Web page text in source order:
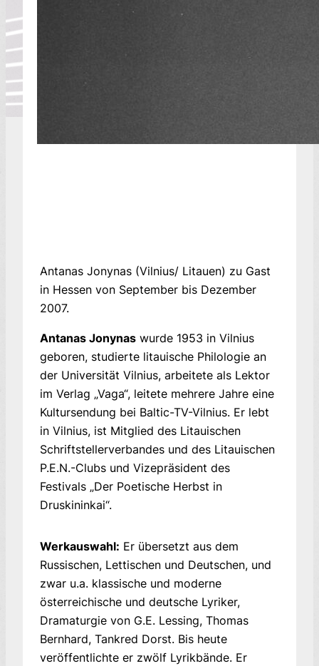
Antanas Jonynas (Vilnius/ Litauen) zu Gast
in Hessen von September bis Dezember
2007.
Antanas Jonynas wurde 1953 in Vilnius
geboren, studierte litauische Philologie an
der Universität Vilnius, arbeitete als Lektor
im Verlag „Vaga“, leitete mehrere Jahre eine
Kultursendung bei Baltic-TV-Vilnius. Er lebt
in Vilnius, ist Mitglied des Litauischen
Schriftstellerverbandes und des Litauischen
P.E.N.-Clubs und Vizepräsident des
Festivals „Der Poetische Herbst in
Druskininkai“.
Werkauswahl: Er übersetzt aus dem
Russischen, Lettischen und Deutschen, und
zwar u.a. klassische und moderne
österreichische und deutsche Lyriker,
Dramaturgie von G.E. Lessing, Thomas
Bernhard, Tankred Dorst. Bis heute
veröffentlichte er zwölf Lyrikbände. Er